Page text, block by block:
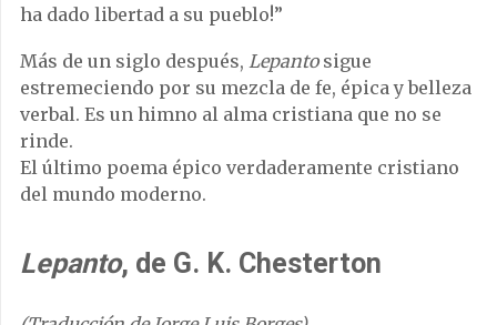
ha dado libertad a su pueblo!”
Más de un siglo después, Lepantosigue
estremeciendo por su mezcla de fe, épica y belleza
verbal. Es un himno al alma cristiana que no se
rinde.
El último poema épico verdaderamente cristiano
del mundo moderno.
Lepanto, de G. K. Chesterton